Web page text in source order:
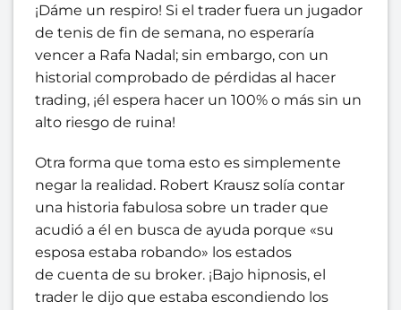
¡Dáme un respiro! Si el trader fuera un jugador
de tenis de fin de semana, no esperaría
vencer a Rafa Nadal; sin embargo, con un
historial comprobado de pérdidas al hacer
trading, ¡él espera hacer un 100% o más sin un
alto riesgo de ruina!
Otra forma que toma esto es simplemente
negar la realidad. Robert Krausz solía contar
una historia fabulosa sobre un trader que
acudió a él en busca de ayuda porque «su
esposa estaba robando» los estados
de cuenta de su broker. ¡Bajo hipnosis, el
trader le dijo que estaba escondiendo los